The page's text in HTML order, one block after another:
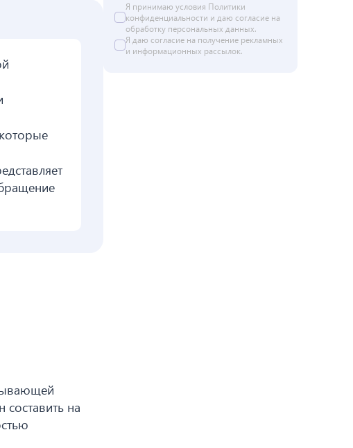
на
Я принимаю условия Политики
конфиденциальности и даю согласие на
обработку персональных данных.
Я даю согласие на получение рекламных
и информационных рассылок.